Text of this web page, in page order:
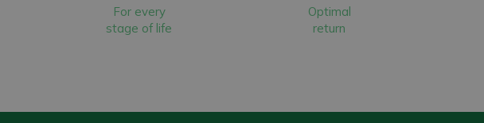
For every
stage of life
Optimal
return